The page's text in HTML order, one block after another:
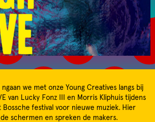
ngaan we met onze Young Creatives langs bij
van Lucky Fonz III en Morris Kliphuis tijdens
Bossche festival voor nieuwe muziek. Hier
schermen en spreken de makers.